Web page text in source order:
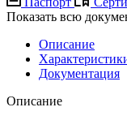
Показать всю
Описание
Документация
Описание